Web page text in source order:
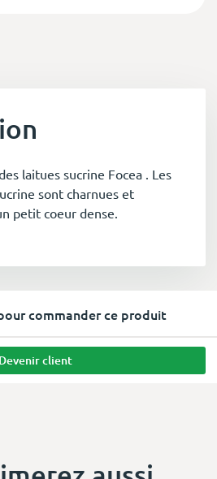
laitues sucrine Focea . Les
sont charnues et
petit coeur dense.
commander ce produit
Devenir client